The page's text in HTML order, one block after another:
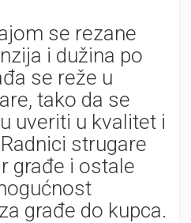
se rezane
i dužina po
se reže u
tako da se
uveriti u kvalitet i
strugare
građe i ostale
građe do kupca.